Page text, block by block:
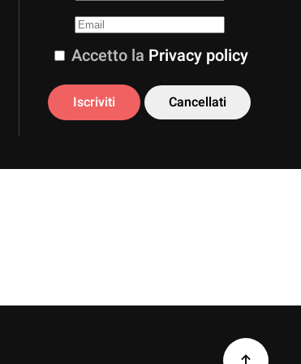
Accetto la Privacy policy